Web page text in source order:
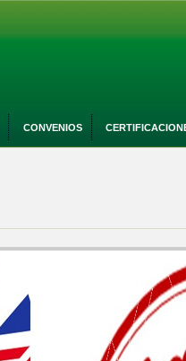
CONVENIOS